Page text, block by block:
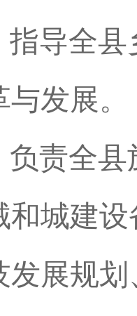
指导全
发展。
负责全
和城建
发展规